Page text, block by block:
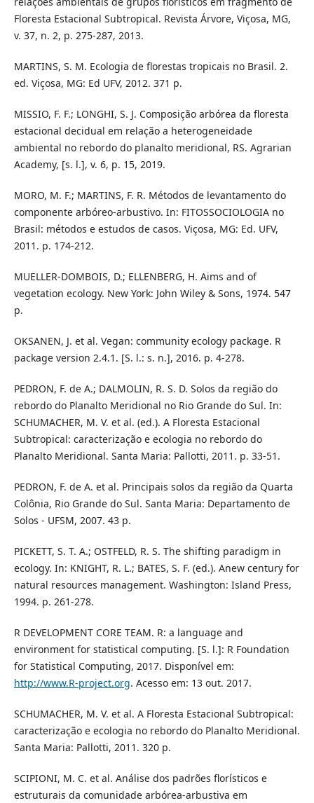
Floresta Estacional Subtropical. Revista Árvore, Viçosa, MG,
v. 37, n. 2, p. 275-287, 2013.
MARTINS, S. M. Ecologia de florestas tropicais no Brasil. 2.
ed. Viçosa, MG: Ed UFV, 2012. 371 p.
MISSIO, F. F.; LONGHI, S. J. Composição arbórea da floresta
estacional decidual em relação a heterogeneidade
ambiental no rebordo do planalto meridional, RS. Agrarian
Academy, [s. l.], v. 6, p. 15, 2019.
MORO, M. F.; MARTINS, F. R. Métodos de levantamento do
componente arbóreo-arbustivo. In: FITOSSOCIOLOGIA no
Brasil: métodos e estudos de casos. Viçosa, MG: Ed. UFV,
2011. p. 174-212.
MUELLER-DOMBOIS, D.; ELLENBERG, H. Aims and of
vegetation ecology. New York: John Wiley & Sons, 1974. 547
p.
OKSANEN, J. et al. Vegan: community ecology package. R
package version 2.4.1. [S. l.: s. n.], 2016. p. 4-278.
PEDRON, F. de A.; DALMOLIN, R. S. D. Solos da região do
rebordo do Planalto Meridional no Rio Grande do Sul. In:
SCHUMACHER, M. V. et al. (ed.). A Floresta Estacional
Subtropical: caracterização e ecologia no rebordo do
Planalto Meridional. Santa Maria: Pallotti, 2011. p. 33-51.
PEDRON, F. de A. et al. Principais solos da região da Quarta
Colônia, Rio Grande do Sul. Santa Maria: Departamento de
Solos - UFSM, 2007. 43 p.
PICKETT, S. T. A.; OSTFELD, R. S. The shifting paradigm in
ecology. In: KNIGHT, R. L.; BATES, S. F. (ed.). Anew century for
natural resources management. Washington: Island Press,
1994. p. 261-278.
R DEVELOPMENT CORE TEAM. R: a language and
environment for statistical computing. [S. l.]: R Foundation
for Statistical Computing, 2017. Disponível em:
http://www.R-project.org. Acesso em: 13 out. 2017.
SCHUMACHER, M. V. et al. A Floresta Estacional Subtropical:
caracterização e ecologia no rebordo do Planalto Meridional.
Santa Maria: Pallotti, 2011. 320 p.
SCIPIONI, M. C. et al. Análise dos padrões florísticos e
estruturais da comunidade arbórea-arbustiva em